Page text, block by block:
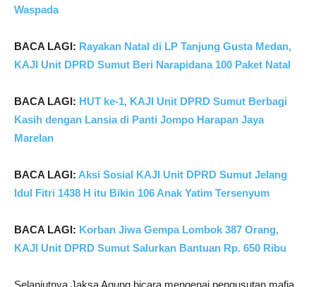
Waspada
BACA LAGI: Rayakan Natal di LP Tanjung Gusta Medan,
KAJI Unit DPRD Sumut Beri Narapidana 100 Paket Natal
BACA LAGI: HUT ke-1, KAJI Unit DPRD Sumut Berbagi
Kasih dengan Lansia di Panti Jompo Harapan Jaya
Marelan
BACA LAGI: Aksi Sosial KAJI Unit DPRD Sumut Jelang
Idul Fitri 1438 H itu Bikin 106 Anak Yatim Tersenyum
BACA LAGI: Korban Jiwa Gempa Lombok 387 Orang,
KAJI Unit DPRD Sumut Salurkan Bantuan Rp. 650 Ribu
Selanjutnya Jaksa Agung bicara mengenai pengusutan mafia